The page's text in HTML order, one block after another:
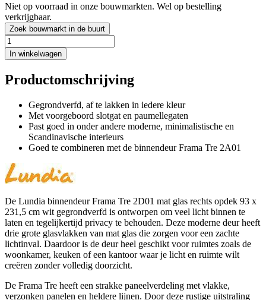
Niet op voorraad in onze bouwmarkten. Wel op bestelling
verkrijgbaar.
Zoek bouwmarkt in de buurt
In winkelwagen
Productomschrijving
Gegrondverfd, af te lakken in iedere kleur
Met voorgeboord slotgat en paumellegaten
Past goed in onder andere moderne, minimalistische en
Scandinavische interieurs
Goed te combineren met de binnendeur Frama Tre 2A01
De Lundia binnendeur Frama Tre 2D01 mat glas rechts opdek 93 x
231,5 cm wit gegrondverfd is ontworpen om veel licht binnen te
laten en tegelijkertijd privacy te behouden. Deze moderne deur heeft
drie grote glasvlakken van mat glas die zorgen voor een zachte
lichtinval. Daardoor is de deur heel geschikt voor ruimtes zoals de
woonkamer, keuken of een kantoor waar je licht en ruimte wilt
creëren zonder volledig doorzicht.
De Frama Tre heeft een strakke paneelverdeling met vlakke,
verzonken panelen en heldere lijnen. Door deze rustige uitstraling